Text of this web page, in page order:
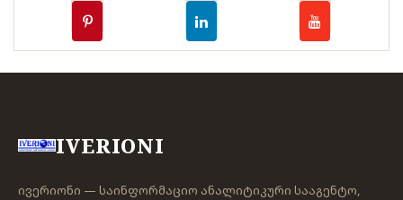
IVERIONI
ივერიონი — საინფორმაციო ანალიტიკური სააგენტო,